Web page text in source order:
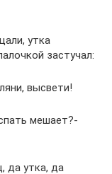
утка
застучал:
высвети!
мешает?-
да утка, да